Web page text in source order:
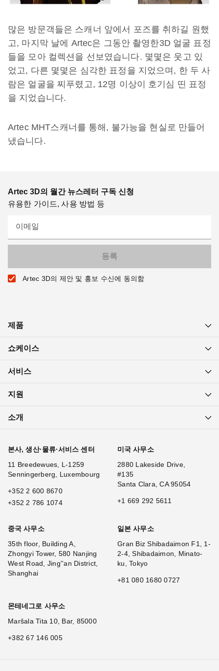
많은 방문객들은 스캐너 앞에서 포즈를 취하길 원했
고, 마지막 날에 Artec은 그동안 촬영한3D 얼굴 표정
들을 모아 컬렉션을 선보였습니다. 몇몇은 웃고 있
었고, 다른 몇몇은 심각한 표정을 지었으며, 한 두 사
람은 얼굴을 찌푸렸고, 12명 이상이 호기심 띤 표정
을 지었습니다.
Artec MHT스캐너를 통해, 불가능을 현실로 만들어
냈습니다.
Artec 3D의 월간 뉴스레터 구독 신청
유용한 가이드, 사용 방법 등
이메일
Artec 3D의 제안 및 홍보 수신에 동의함
제품
쇼케이스
서비스
지원
소개
본사, 생산·물류·서비스 센터
11 Breedewues, L-1259
Senningerberg, Luxembourg
+352 2 600 8670
+352 2 786 1074
미국 사무소
2880 Lakeside Drive,
#135
Santa Clara, CA 95054
+1 669 292 5611
중국 사무소
35th floor, Building A,
Zhongyi Tower, 580 Nanjing
West Road, Jing''an District,
Shanghai
일본 사무소
Gran Biz Shibadaimon F1, 1-
2-4, Shibadaimon, Minato-
ku, Tokyo
+81 080 1680 0727
몬테네그로 사무소
Maršala Tita 10, Bar, 85000
+382 67 146 005